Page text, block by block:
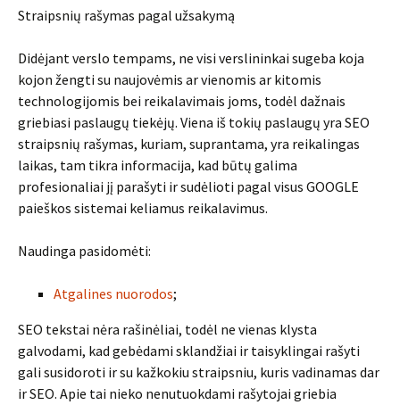
Straipsnių rašymas pagal užsakymą
Didėjant verslo tempams, ne visi verslininkai sugeba koja
kojon žengti su naujovėmis ar vienomis ar kitomis
technologijomis bei reikalavimais joms, todėl dažnais
griebiasi paslaugų tiekėjų. Viena iš tokių paslaugų yra SEO
straipsnių rašymas, kuriam, suprantama, yra reikalingas
laikas, tam tikra informacija, kad būtų galima
profesionaliai jį parašyti ir sudėlioti pagal visus GOOGLE
paieškos sistemai keliamus reikalavimus.
Naudinga pasidomėti:
Atgalines nuorodos;
SEO tekstai nėra rašinėliai, todėl ne vienas klysta
galvodami, kad gebėdami sklandžiai ir taisyklingai rašyti
gali susidoroti ir su kažkokiu straipsniu, kuris vadinamas dar
ir SEO. Apie tai nieko nenutuokdami rašytojai griebia